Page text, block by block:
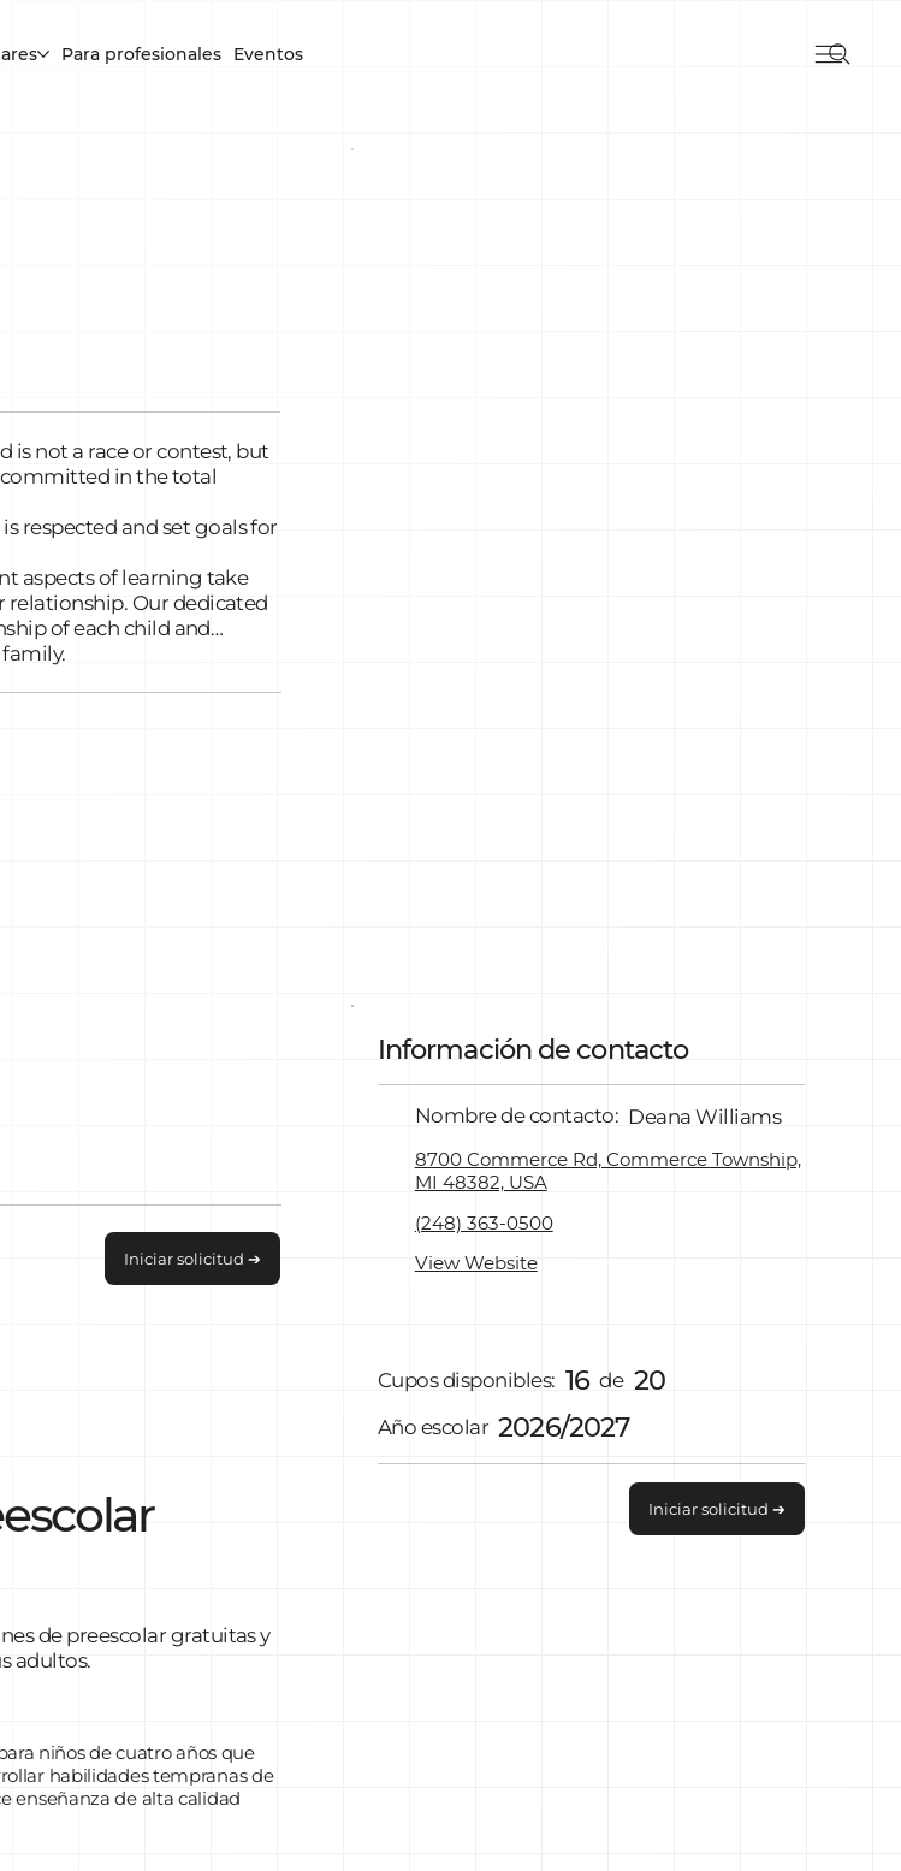
Para profesionales Eventos
is not a race or contest, but
committed in the total
respected and set goals for
aspects of learning take
Our dedicated
of each child and
Iniciar solicitud ➔
Información de contacto
Nombre de contacto: Deana Williams
8700 Commerce Rd, Commerce Township,
MI 48382, USA
(248) 363-0500
View Website
Cupos disponibles: 16 de 20
Año escolar 2026/2027
Iniciar solicitud ➔
de preescolar gratuitas y
adultos.
niños de cuatro años que
habilidades tempranas de
enseñanza de alta calidad